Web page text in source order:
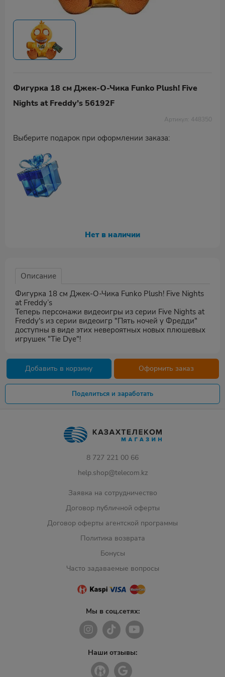
Фигурка 18 см Джек-О-Чика Funko Plush! Five
Nights at Freddy’s 56192F
Артикул: 448350
Выберите подарок при оформлении заказа:
Нет в наличии
Описание
Фигурка 18 см Джек-О-Чика Funko Plush! Five Nights
at Freddy’s
Теперь персонажи видеоигры из серии Five Nights at
Freddy's из серии видеоигр "Пять ночей у Фредди"
доступны в виде этих невероятных новых плюшевых
игрушек "Tie Dye"!
Добавить в корзину Оформить заказ
Поделиться и заработать
8 727 221 00 66
help.shop@telecom.kz
Заявка на сотрудничество
Договор публичной оферты
Договор оферты агентской программы
Политика возврата
Бонусы
Часто задаваемые вопросы
Мы в соц.сетях:
Наши отзывы: